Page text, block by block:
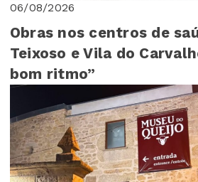
06/08/2026
Obras nos centros de
Teixoso e Vila do
bom ritmo”